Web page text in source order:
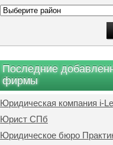
Последние
фирмы
Юридическая компания i-
Юрист СПб
Юридическое бюро